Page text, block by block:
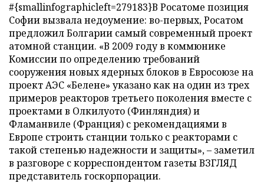
#{smallinfographicleft=279183}В Росатоме позиция
Софии вызвала недоумение: во-первых, Росатом
предложил Болгарии самый современный проект
атомной станции. «В 2009 году в коммюнике
Комиссии по определению требований
сооружения новых ядерных блоков в Евросоюзе на
проект АЭС «Белене» указано как на один из трех
примеров реакторов третьего поколения вместе с
проектами в Олкилуото (Финляндия) и
Фламанвиле (Франция) с рекомендациями в
Европе строить станции только с реакторами с
такой степенью надежности и защиты», – заметил
в разговоре с корреспондентом газеты ВЗГЛЯД
представитель госкорпорации.